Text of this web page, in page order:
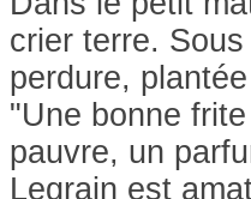
crier terre.
perdure,
"Une bonne
pauvre, un
Legrain est